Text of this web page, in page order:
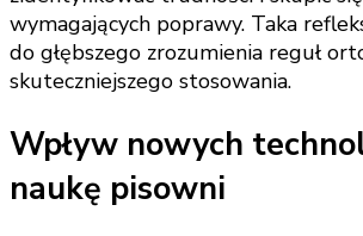
wymagających poprawy. Taka
do głębszego zrozumienia reguł
skuteczniejszego stosowania.
Wpływ nowych
naukę pisowni